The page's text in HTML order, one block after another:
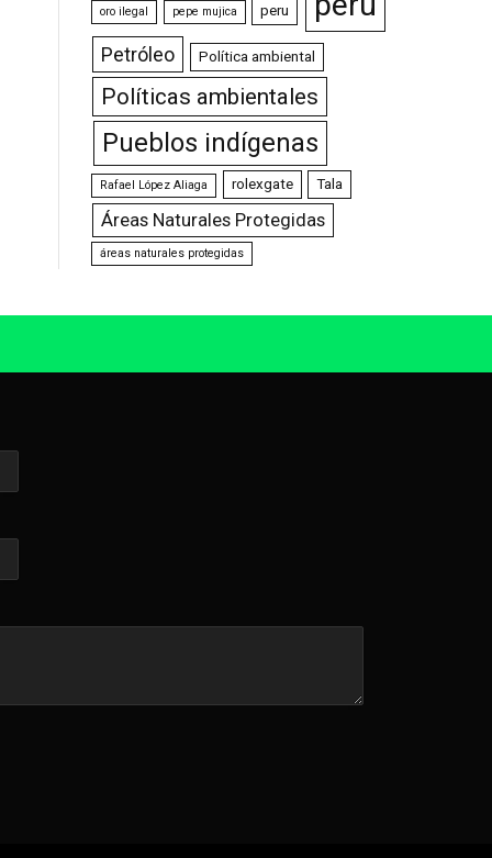
oro ilegal pepe mujica peru
Petróleo Política ambiental
Políticas ambientales
Pueblos indígenas
Rafael López Aliaga rolexgate Tala
Áreas Naturales Protegidas
áreas naturales protegidas